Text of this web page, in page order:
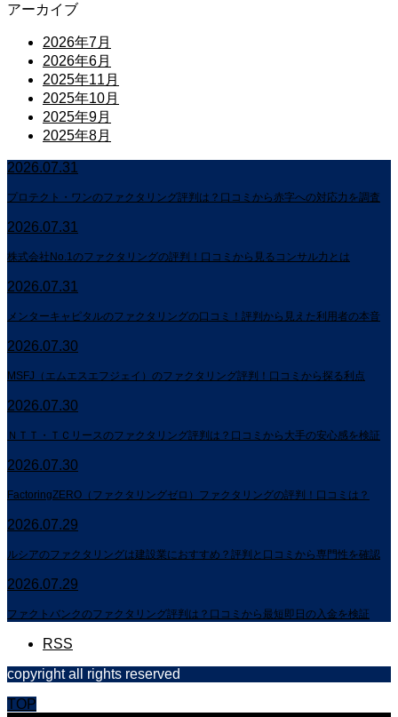
アーカイブ
2026年7月
2026年6月
2025年11月
2025年10月
2025年9月
2025年8月
2026.07.31
プロテクト・ワンのファクタリング評判は？口コミから赤字への対応力を調査
2026.07.31
株式会社No.1のファクタリングの評判！口コミから見るコンサル力とは
2026.07.31
メンターキャピタルのファクタリングの口コミ！評判から見えた利用者の本音
2026.07.30
MSFJ（エムエスエフジェイ）のファクタリング評判！口コミから探る利点
2026.07.30
ＮＴＴ・ＴＣリースのファクタリング評判は？口コミから大手の安心感を検証
2026.07.30
FactoringZERO（ファクタリングゼロ）ファクタリングの評判！口コミは？
2026.07.29
ルシアのファクタリングは建設業におすすめ？評判と口コミから専門性を確認
2026.07.29
ファクトバンクのファクタリング評判は？口コミから最短即日の入金を検証
RSS
copyright all rights reserved
TOP